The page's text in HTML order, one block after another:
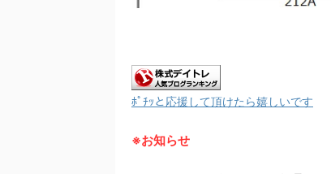
ﾎﾟﾁｯと応援して頂けたら嬉しいです
※お知らせ